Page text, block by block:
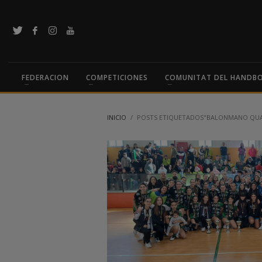
FEDERACION COMPETICIONES COMUNITAT DEL
INICIO POSTS ETIQUETADOS"BALONMANO